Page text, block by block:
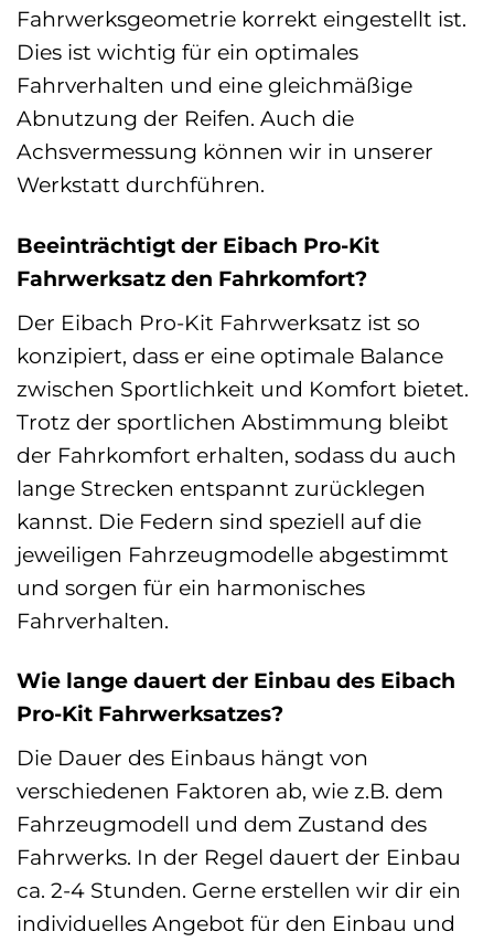
Fahrwerksgeometrie korrekt eingestellt ist.
Dies ist wichtig für ein optimales
Fahrverhalten und eine gleichmäßige
Abnutzung der Reifen. Auch die
Achsvermessung können wir in unserer
Werkstatt durchführen.
Beeinträchtigt der Eibach Pro-Kit
Fahrwerksatz den Fahrkomfort?
Der Eibach Pro-Kit Fahrwerksatz ist so
konzipiert, dass er eine optimale Balance
zwischen Sportlichkeit und Komfort bietet.
Trotz der sportlichen Abstimmung bleibt
der Fahrkomfort erhalten, sodass du auch
lange Strecken entspannt zurücklegen
kannst. Die Federn sind speziell auf die
jeweiligen Fahrzeugmodelle abgestimmt
und sorgen für ein harmonisches
Fahrverhalten.
Wie lange dauert der Einbau des Eibach
Pro-Kit Fahrwerksatzes?
Die Dauer des Einbaus hängt von
verschiedenen Faktoren ab, wie z.B. dem
Fahrzeugmodell und dem Zustand des
Fahrwerks. In der Regel dauert der Einbau
ca. 2-4 Stunden. Gerne erstellen wir dir ein
individuelles Angebot für den Einbau und